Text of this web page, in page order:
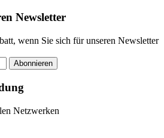
Newsletter
wenn Sie sich für unseren Newsletter
Abonnieren
Netzwerken